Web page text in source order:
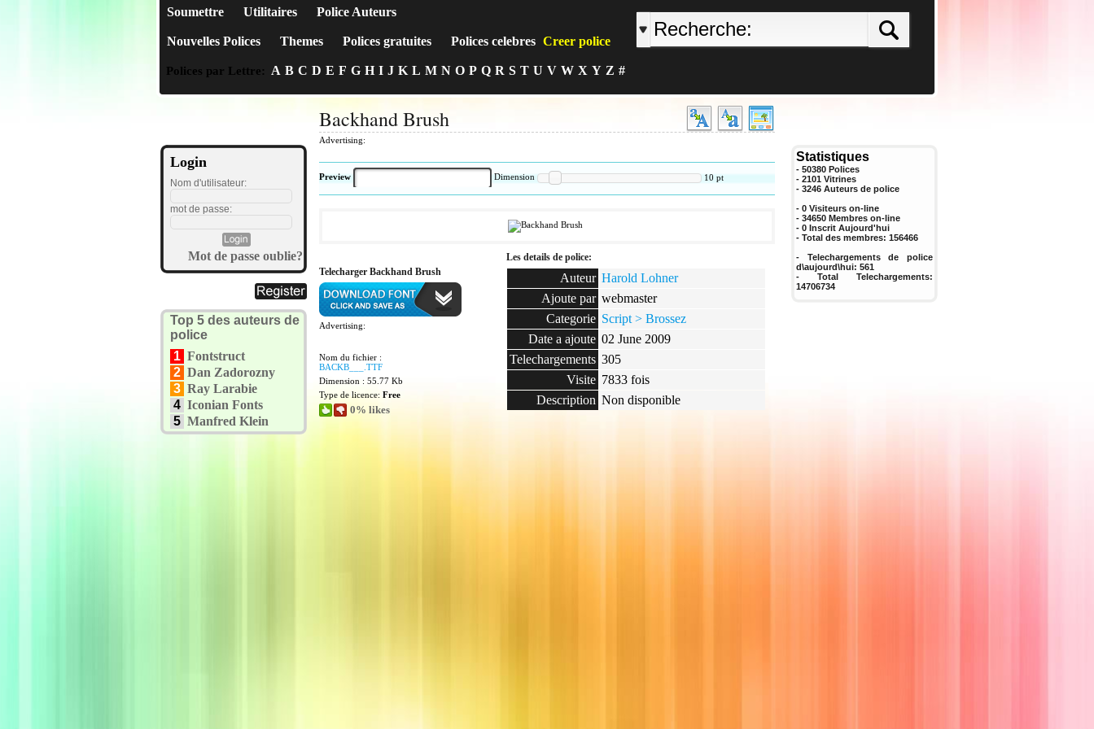
Soumettre Utilitaires Police Auteurs
Nouvelles Polices Themes Polices gratuites Polices celebres Creer police
Polices par Lettre: A B C D E F G H I J K L M N O P Q R S T U V W X Y Z #
Login
Nom d'utilisateur:
mot de passe:
Mot de passe oublie?
Top 5 des auteurs de
police
1 Fontstruct
2 Dan Zadorozny
3 Ray Larabie
4 Iconian Fonts
5 Manfred Klein
Backhand Brush
Advertising:
Preview Dimension 10 pt
Telecharger Backhand Brush
Advertising:
Nom du fichier :
BACKB___.TTF
Dimension : 55.77 Kb
Type de licence: Free
0% likes
Les details de police:
Auteur Harold Lohner
Ajoute par webmaster
Categorie Script > Brossez
Date a ajoute 02 June 2009
Telechargements 305
Visite 7833 fois
Description Non disponible
Statistiques
- 50380 Polices
- 2101 Vitrines
- 3246 Auteurs de police
- 0 Visiteurs on-line
- 34650 Membres on-line
- 0 Inscrit Aujourd'hui
- Total des membres: 156466
- Telechargements de police
d\aujourd\hui: 561
- Total Telechargements:
14706734